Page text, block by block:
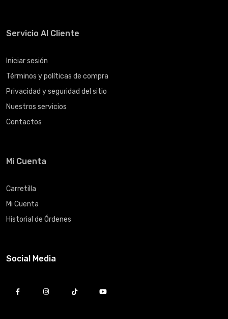
Servicio Al Cliente
Iniciar sesión
Términos y políticas de compra
Privacidad y seguridad del sitio
Nuestros servicios
Contactos
Mi Cuenta
Carretilla
Mi Cuenta
Historial de Órdenes
Social Media